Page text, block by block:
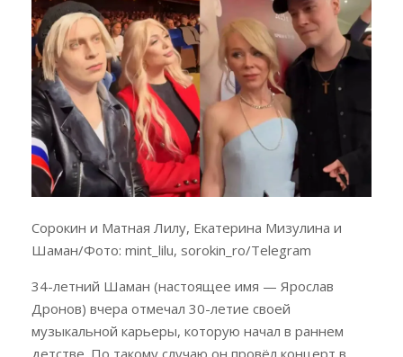
Сорокин и Матная Лилу, Екатерина Мизулина и
Шаман/Фото: mint_lilu, sorokin_ro/Telegram
34-летний Шаман (настоящее имя — Ярослав
Дронов) вчера отмечал 30-летие своей
музыкальной карьеры, которую начал в раннем
детстве. По такому случаю он провёл концерт в